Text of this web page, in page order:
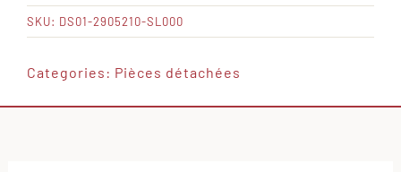
droit
ancienne
SKU: DS01-2905210-SL000
Categories: Pièces détachées